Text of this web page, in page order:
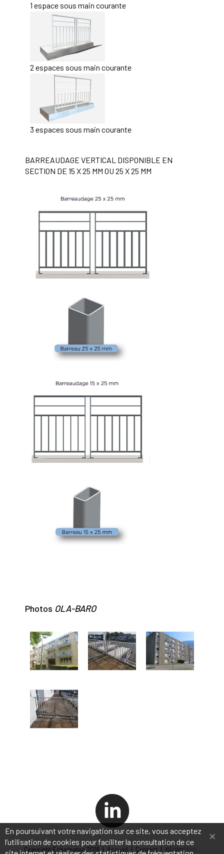
1 espace sous main courante
2 espaces sous main courante
3 espaces sous main courante
BARREAUDAGE VERTICAL DISPONIBLE EN
SECTION DE 15 X 25 MM OU 25 X 25 MM
Photos OLA-BARO
Copyright Echamatec 2018 | Accueil | Contact |
×
En poursuivant votre navigation sur ce site, vous acceptez
l’utilisation de cookies pour faciliter la consultation de ce